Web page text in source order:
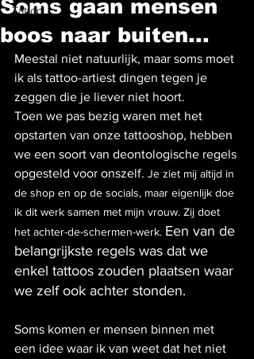
Tattoo
Soms gaan mensen
boos naar buiten...
Meestal niet natuurlijk, maar soms moet
ik als tattoo-artiest dingen tegen je
zeggen die je liever niet hoort.
Toen we pas bezig waren met het
opstarten van onze tattooshop, hebben
we een soort van deontologische regels
opgesteld voor onszelf. Je ziet mij altijd in
de shop en op de socials, maar eigenlijk doe
ik dit werk samen met mijn vrouw. Zij doet
het achter-de-schermen-werk. Een van de
belangrijkste regels was dat we
enkel tattoos zouden plaatsen waar
we zelf ook achter stonden.
Soms komen er mensen binnen met
een idee waar ik van weet dat het niet